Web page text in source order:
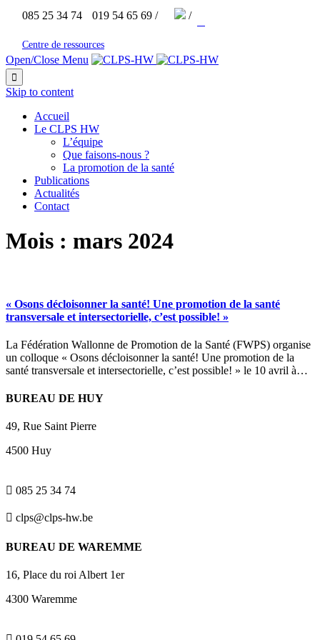
085 25 34 74 019 54 65 69 / /
Centre de ressources
Open/Close Menu

Skip to content
Accueil
Le CLPS HW
L’équipe
Que faisons-nous ?
La promotion de la santé
Publications
Actualités
Contact
Mois : mars 2024
« Osons décloisonner la santé! Une promotion de la santé
transversale et intersectorielle, c’est possible! »
La Fédération Wallonne de Promotion de la Santé (FWPS) organise
un colloque « Osons décloisonner la santé! Une promotion de la
santé transversale et intersectorielle, c’est possible! » le 10 avril à…
BUREAU DE HUY
49, Rue Saint Pierre
4500 Huy
 085 25 34 74
 clps@clps-hw.be
BUREAU DE WAREMME
16, Place du roi Albert 1er
4300 Waremme